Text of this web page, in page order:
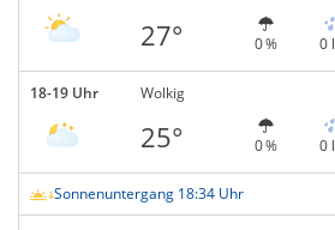
27° 0 % 0
18-19 Uhr Wolkig
25° 0 % 0
Sonnenuntergang 18:34 Uhr